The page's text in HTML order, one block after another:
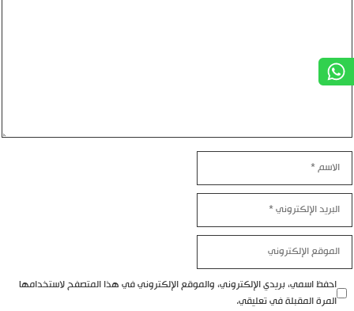
الاسم
البريد
الإلكتروني
الموقع
الإلكتروني
احفظ اسمي، بريدي الإلكتروني، والموقع الإلكتروني في هذا المتصفح لاستخدامها
المرة المقبلة في تعليقي.